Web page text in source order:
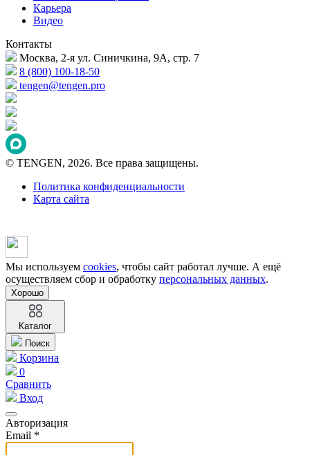
Карьера
Видео
Контакты
Москва, 2-я ул. Синичкина, 9А, стр. 7
8 (800) 100-18-50
tengen@tengen.pro
© TENGEN, 2026. Все права защищены.
Политика конфиденциальности
Карта сайта
Мы используем cookies, чтобы сайт работал лучше. А ещё
осуществляем сбор и обработку персональных данных.
Хорошо
Каталог
Поиск
Корзина
0
Сравнить
Вход
Авторизация
Email *